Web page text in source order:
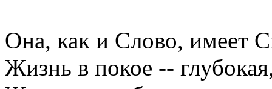
Она, как и Слово, имеет
Жизнь в покое --